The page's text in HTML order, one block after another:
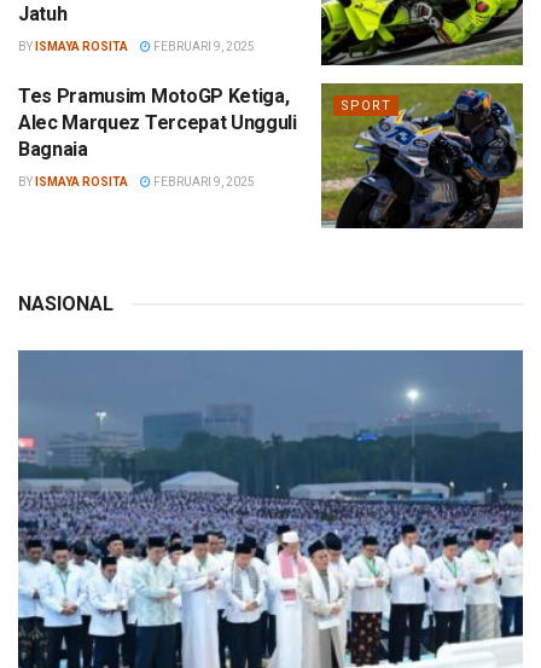
Jatuh
BY ISMAYA ROSITA FEBRUARI 9, 2025
SPORT
Tes Pramusim MotoGP Ketiga,
Alec Marquez Tercepat Ungguli
Bagnaia
BY ISMAYA ROSITA FEBRUARI 9, 2025
NASIONAL